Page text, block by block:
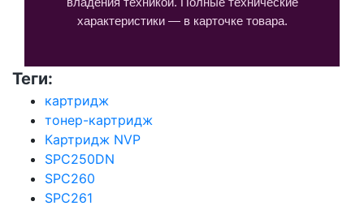
характеристики — в карточке товара.
Теги:
картридж
тонер-картридж
Картридж NVP
SPC250DN
SPC260
SPC261